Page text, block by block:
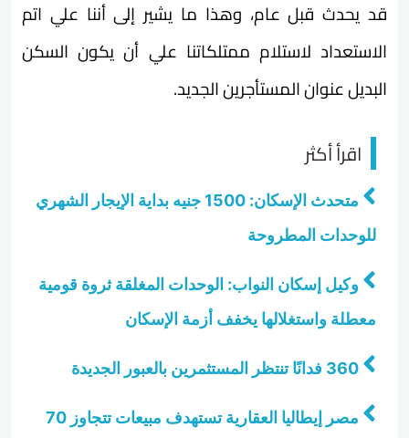
قد يحدث قبل عام، وهذا ما يشير إلى أننا علي اتم
الاستعداد لاستلام ممتلكاتنا علي أن يكون السكن
البديل عنوان المستأجرين الجديد.
اقرأ أكثر
متحدث الإسكان: 1500 جنيه بداية الإيجار الشهري
للوحدات المطروحة
وكيل إسكان النواب: الوحدات المغلقة ثروة قومية
معطلة واستغلالها يخفف أزمة الإسكان
360 فدانًا تنتظر المستثمرين بالعبور الجديدة
مصر إيطاليا العقارية تستهدف مبيعات تتجاوز 70